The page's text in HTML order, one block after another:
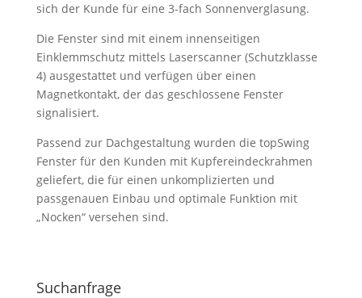
sich der Kunde für eine 3-fach Sonnenverglasung.
Die Fenster sind mit einem innenseitigen
Einklemmschutz mittels Laserscanner (Schutzklasse
4) ausgestattet und verfügen über einen
Magnetkontakt, der das geschlossene Fenster
signalisiert.
Passend zur Dachgestaltung wurden die topSwing
Fenster für den Kunden mit Kupfereindeckrahmen
geliefert, die für einen unkomplizierten und
passgenauen Einbau und optimale Funktion mit
„Nocken“ versehen sind.
Suchanfrage